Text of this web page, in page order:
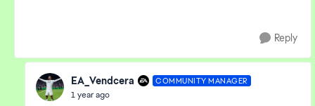
Reply
EA_Vendcera COMMUNITY MANAGER
1 year ago